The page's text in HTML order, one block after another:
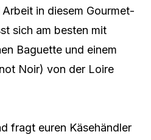
in diesem Gourmet-
sich am besten mit
Baguette und einem
Noir) von der Loire
fragt euren Käsehändler